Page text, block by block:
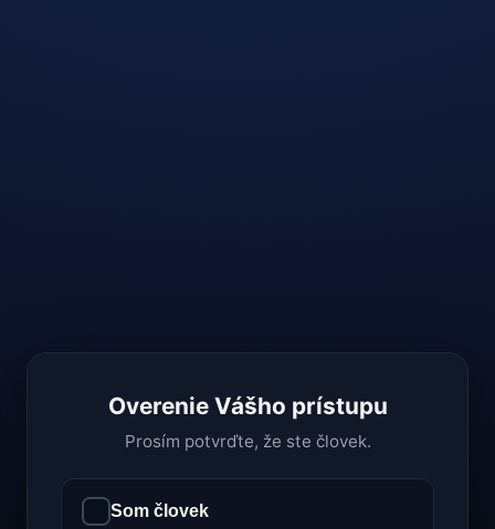
Overenie Vášho prístupu
Prosím potvrďte, že ste človek.
Som človek